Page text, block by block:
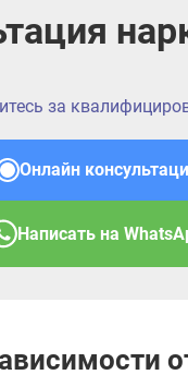
за
Онлайн
Написать на